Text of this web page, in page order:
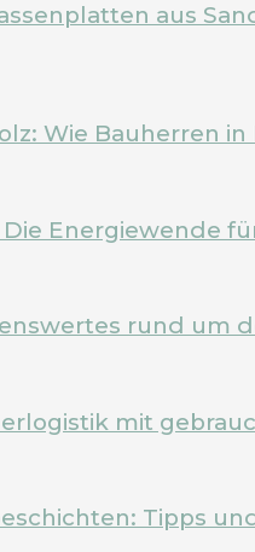
aus
Wie Bauherren
Energiewende
rund um
mit
Tipps